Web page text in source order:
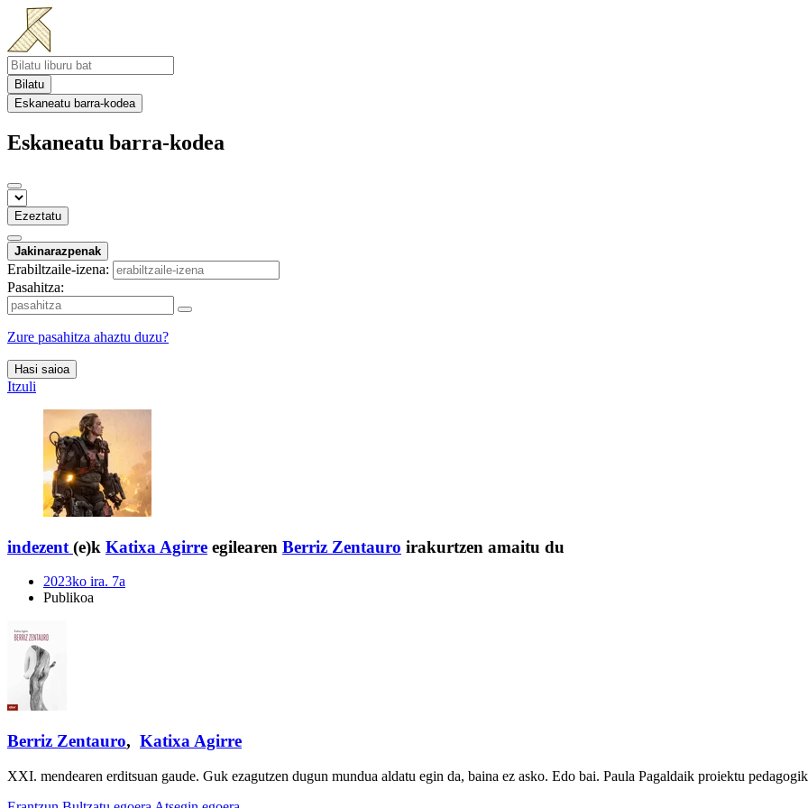
Bilatu
Eskaneatu barra-kodea
Eskaneatu barra-kodea
Ezeztatu
Jakinarazpenak
Erabiltzaile-izena:
Pasahitza:
Zure pasahitza ahaztu duzu?
Hasi saioa
Itzuli
indezent (e)k Katixa Agirre egilearen Berriz Zentauro irakurtzen amaitu du
2023ko ira. 7a
Publikoa
Berriz Zentauro, Katixa Agirre
XXI. mendearen erditsuan gaude. Guk ezagutzen dugun mundua aldatu egin da, baina ez asko. Edo bai. Paula Pagaldaik proiektu